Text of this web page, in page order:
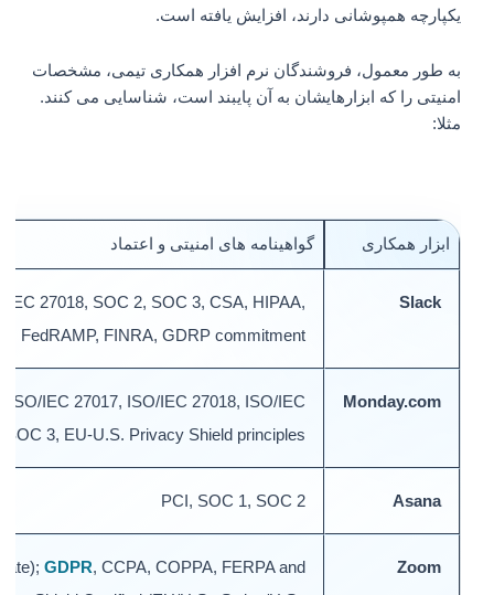
یکپارچه همپوشانی دارند، افزایش یافته است.
به طور معمول، فروشندگان نرم افزار همکاری تیمی، مشخصات
امنیتی را که ابزارهایشان به آن پایبند است، شناسایی می کنند.
مثلا:
ابزار همکاری گواهینامه های امنیتی و اعتماد
Slack
IEC 27018, SOC 2, SOC 3, CSA, HIPAA,
FedRAMP, FINRA, GDRP commitment
Monday.com
, ISO/IEC 27017, ISO/IEC 27018, ISO/IEC
SOC 3, EU-U.S. Privacy Shield principles
Asana
PCI, SOC 1, SOC 2
Zoom
GDPR , CCPA, COPPA, FERPA and